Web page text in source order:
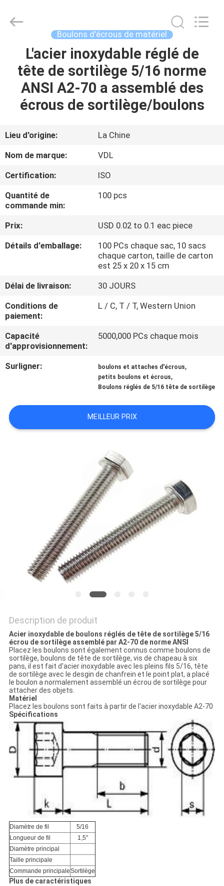
MAISON
PRODUITS
SUJET
DE
NOUS
VISITE
D'USINE
CONTRÔLE
QUALITÉ
PLAN
DU
SITE
LTD.
Boulons d'écrous de matériel
L'acier inoxydable réglé de
tête de sortilège 5/16 norme
ANSI A2-70 a assemblé des
écrous de sortilège/boulons
Lieu d'origine:
La Chine
Nom de marque:
VDL
Certification:
ISO
Quantité de
commande min:
100 pcs
Prix:
USD 0.02 to 0.1 eac piece
Détails d'emballage:
100 PCs chaque sac, 10 sacs
chaque carton, taille de carton
est 25 x 20 x 15 cm
Délai de livraison:
30 JOURS
Conditions de
paiement:
L / C, T / T, Western Union
Capacité
d'approvisionnement:
5000,000 PCs chaque mois
Surligner: boulons et attaches d'écrous,
petits boulons et écrous,
Boulons réglés de 5/16 tête de sortilège
MEILLEUR PRIX
Description de produit
Acier inoxydable de boulons réglés de tête de sortilège 5/16
écrou de sortilège assemblé par A2-70 de norme ANSI
Placez les boulons sont également connus comme boulons de
sortilège, boulons de tête de sortilège, vis de chapeau à six
pans, il est fait d'acier inoxydable avec les pleins fils 5/16, tête
de sortilège avec le desgin de chanfrein et le point plat, a placé
le boulon a normalement assemblé un écrou de sortilège pour
attacher des objets.
Matériel
Placez les boulons sont faits à partir de l'acier inoxydable A2-70
Spécifications
Diamètre de fil
5/16
Longueur de fil
1,5"
Diamètre principal
Taille principale
Commande principaleSortilège
Plus de caractéristiques